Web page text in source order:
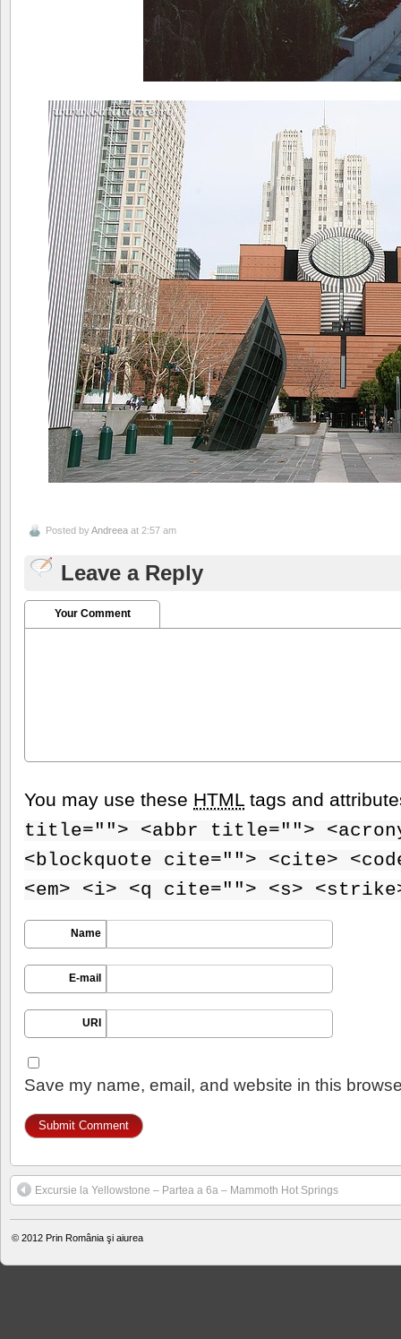
Posted byAndreea at 2:57 am
Leave a Reply
Your Comment
You may use these HTML tags and
title=""> <abbr title="">
<blockquote cite=""> <cite>
<em> <i> <q cite=""> <s>
Name
E-mail
URI
Save my name, email, and website in this
Excursie la Yellowstone – Partea a 6a – Mammoth Hot Springs
© 2012 Prin România şi aiurea